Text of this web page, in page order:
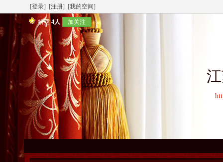
[登录] [注册] [我的空间]
粉丝4人 加关注